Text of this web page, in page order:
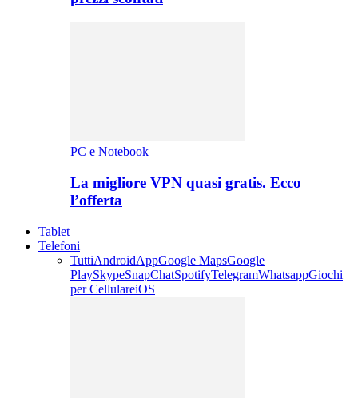
PC e Notebook
La migliore VPN quasi gratis. Ecco
l’offerta
Tablet
Telefoni
TuttiAndroidAppGoogle MapsGoogle
PlaySkypeSnapChatSpotifyTelegramWhatsappGiochi
per CellulareiOS